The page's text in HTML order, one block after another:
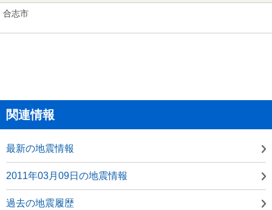
合志市
関連情報
最新の地震情報
2011年03月09日の地震情報
過去の地震履歴